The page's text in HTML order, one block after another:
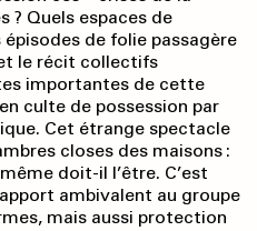
? Quels espaces de
de folie passagère
le récit collectifs
importantes de cette
culte de possession par
Cet étrange spectacle
closes des maisons :
doit-il l’être. C’est
ambivalent au groupe
mais aussi protection